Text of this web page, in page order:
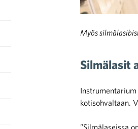
Myös
Silmälasit
kotisohvaltaan.
”Silmälaseissa